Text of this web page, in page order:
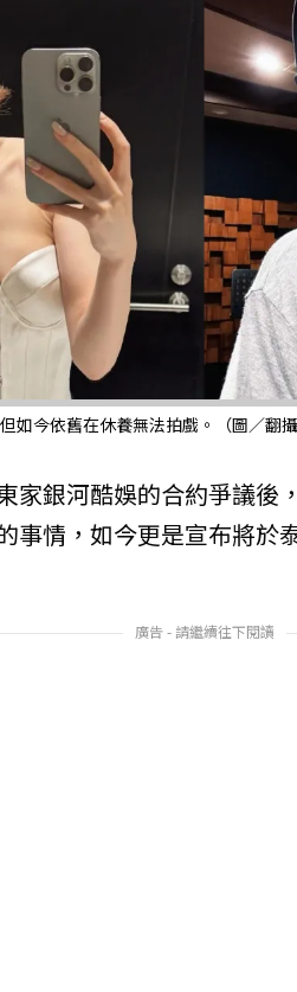
如今依舊在休養無法拍戲。（圖／翻攝
家銀河酷娛的合約爭議後
事情，如今更是宣布將於
廣告 - 請繼續往下閱讀